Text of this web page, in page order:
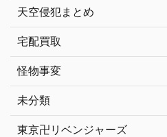
天空侵犯まとめ
宅配買取
怪物事変
未分類
東京卍リベンジャーズ